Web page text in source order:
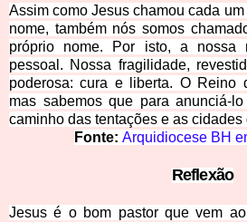
Assim como Jesus chamou cada
nome, também nós somos
próprio nome. Por isto, a nossa
pessoal. Nossa fragilidade,
poderosa: cura e liberta. O Reino
mas sabemos que para anunciá-
caminho das tentações e as cidades
Fonte: Arquidiocese BH
Reflexão
Jesus é o bom pastor que vem